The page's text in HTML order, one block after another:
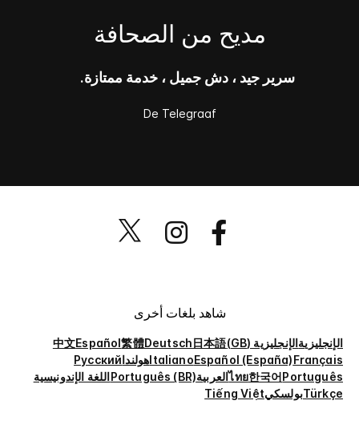
مديح من الصحافة
سرير جيد ، دش جميل ، خدمة ممتازة.
De Telegraaf
شاهد بلغات أخرى
الإنجليزيةالإنجليزية (GB) 日本語
Deutsch
繁體
Español
中文
Français
Español (España)
ItalianoهولنداРусский
Português
한국어
ไทยالعربيةPortuguês (BR)اللغة الإندونيسية
TürkçeبولسكيTiếng Việt